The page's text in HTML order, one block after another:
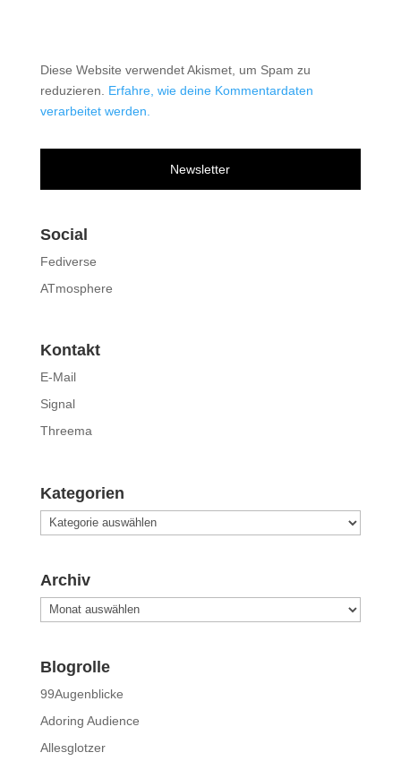
Diese Website verwendet Akismet, um Spam zu
reduzieren. Erfahre, wie deine Kommentardaten
verarbeitet werden.
Newsletter
Social
Fediverse
ATmosphere
Kontakt
E-Mail
Signal
Threema
Kategorien
Kategorien
Archiv
Archiv
Blogrolle
99Augenblicke
Adoring Audience
Allesglotzer